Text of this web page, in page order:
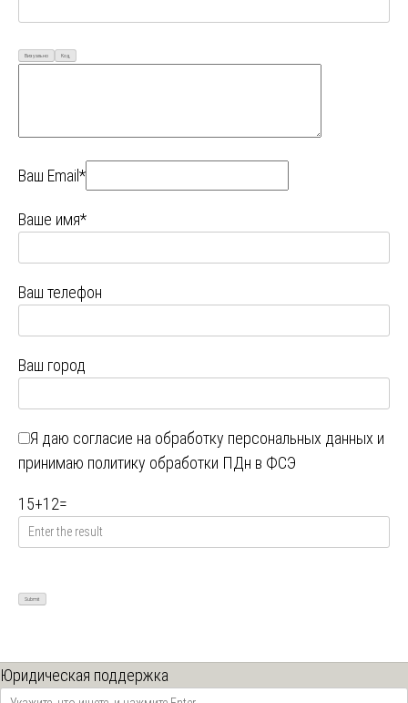
Визуально Код
Ваш Email*
Ваше имя*
Ваш телефон
Ваш город
Я даю согласие на обработку персональных данных и
принимаю политику обработки ПДн в ФСЭ
15+12=
Юридическая поддержка